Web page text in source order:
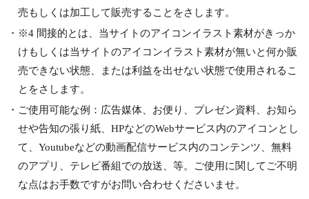
売もしくは加工して販売することをさします。
・※4 間接的とは、当サイトのアイコンイラスト素材がきっか
けもしくは当サイトのアイコンイラスト素材が無いと何か販
売できない状態、または利益を出せない状態で使用されるこ
とをさします。
・ご使用可能な例：広告媒体、お便り、プレゼン資料、お知ら
せや告知の張り紙、HPなどのWebサービス内のアイコンとし
て、Youtubeなどの動画配信サービス内のコンテンツ、無料
のアプリ、テレビ番組での放送、等。ご使用に関してご不明
な点はお手数ですがお問い合わせくださいませ。